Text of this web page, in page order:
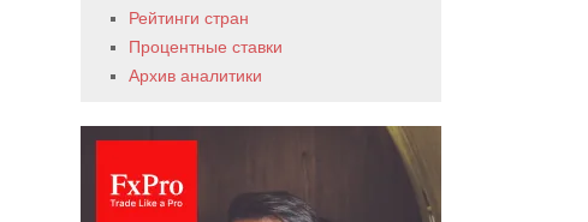
Рейтинги стран
Процентные ставки
Архив аналитики